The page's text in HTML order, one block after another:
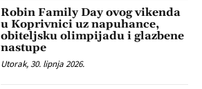
Robin Family Day ovog vikenda
u Koprivnici uz napuhance,
obiteljsku olimpijadu i glazbene
nastupe
Utorak, 30. lipnja 2026.